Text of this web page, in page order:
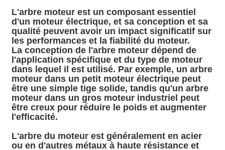
L'arbre moteur est un composant essentiel
d'un moteur électrique, et sa conception et sa
qualité peuvent avoir un impact significatif sur
les performances et la fiabilité du moteur.
La conception de l'arbre moteur dépend de
l'application spécifique et du type de moteur
dans lequel il est utilisé. Par exemple, un arbre
moteur dans un petit moteur électrique peut
être une simple tige solide, tandis qu'un arbre
moteur dans un gros moteur industriel peut
être creux pour réduire le poids et augmenter
l'efficacité.
L'arbre du moteur est généralement en acier
ou en d'autres métaux à haute résistance et